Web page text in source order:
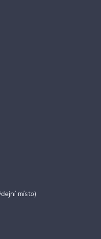
místo)